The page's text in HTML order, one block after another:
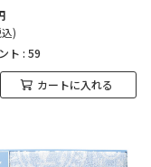
)
ト : 59
カートに入れる